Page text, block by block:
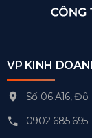
VP KINH
Số 06 A16,
0902 685 695